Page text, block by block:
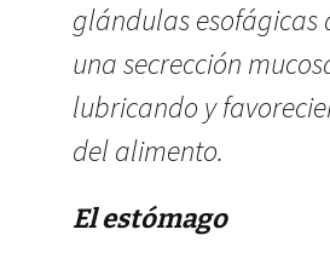
glándulas esofágicas
una secrección
lubricando y
del alimento.
El estómago